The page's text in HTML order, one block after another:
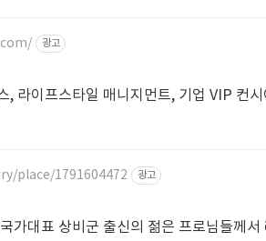
광고
, 라이프스타일 매니지먼트, 기업 VIP 컨시
place/1791604472 광고
가대표 상비군 출신의 젊은 프로님들께서